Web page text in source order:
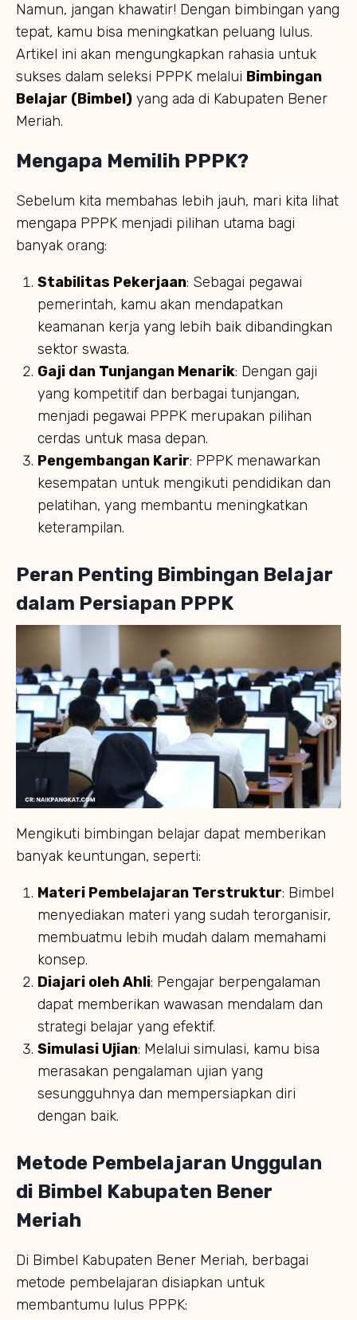
Namun, jangan khawatir! Dengan bimbingan yang
tepat, kamu bisa meningkatkan peluang lulus.
Artikel ini akan mengungkapkan rahasia untuk
sukses dalam seleksi PPPK melalui Bimbingan
Belajar (Bimbel) yang ada di Kabupaten Bener
Meriah.
Mengapa Memilih PPPK?
Sebelum kita membahas lebih jauh, mari kita lihat
mengapa PPPK menjadi pilihan utama bagi
banyak orang:
Stabilitas Pekerjaan: Sebagai pegawai
pemerintah, kamu akan mendapatkan
keamanan kerja yang lebih baik dibandingkan
sektor swasta.
Gaji dan Tunjangan Menarik: Dengan gaji
yang kompetitif dan berbagai tunjangan,
menjadi pegawai PPPK merupakan pilihan
cerdas untuk masa depan.
Pengembangan Karir: PPPK menawarkan
kesempatan untuk mengikuti pendidikan dan
pelatihan, yang membantu meningkatkan
keterampilan.
Peran Penting Bimbingan Belajar
dalam Persiapan PPPK
Mengikuti bimbingan belajar dapat memberikan
banyak keuntungan, seperti:
Materi Pembelajaran Terstruktur: Bimbel
menyediakan materi yang sudah terorganisir,
membuatmu lebih mudah dalam memahami
konsep.
Diajari oleh Ahli: Pengajar berpengalaman
dapat memberikan wawasan mendalam dan
strategi belajar yang efektif.
Simulasi Ujian: Melalui simulasi, kamu bisa
merasakan pengalaman ujian yang
sesungguhnya dan mempersiapkan diri
dengan baik.
Metode Pembelajaran Unggulan
di Bimbel Kabupaten Bener
Meriah
Di Bimbel Kabupaten Bener Meriah, berbagai
metode pembelajaran disiapkan untuk
membantumu lulus PPPK: